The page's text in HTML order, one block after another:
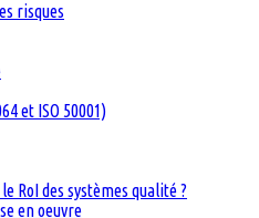
risques
et ISO 50001)
RoI des systèmes qualité ?
en oeuvre